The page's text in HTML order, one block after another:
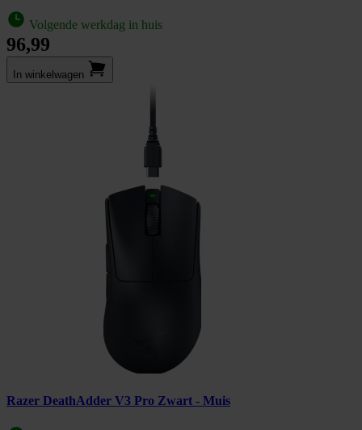
Volgende werkdag in huis
96,99
In winkel­wagen
Razer DeathAdder V3 Pro Zwart - Muis